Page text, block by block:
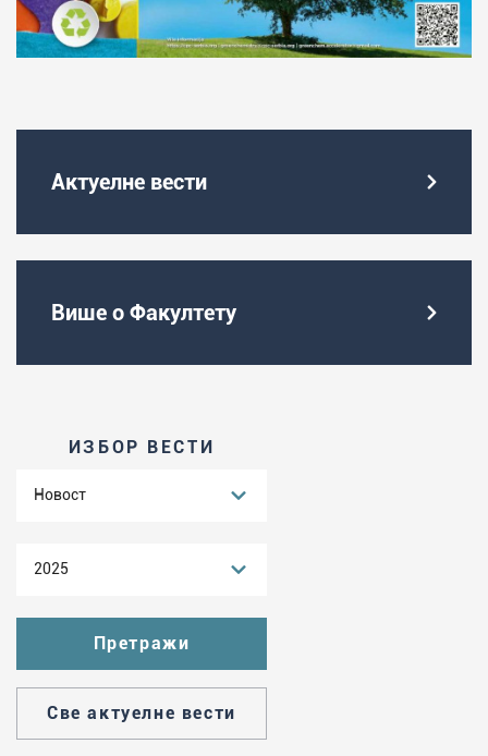
ИЗБОР ВЕСТИ
Новост
2025
Све актуелне вести
Актуелне вести
Више о Факултету